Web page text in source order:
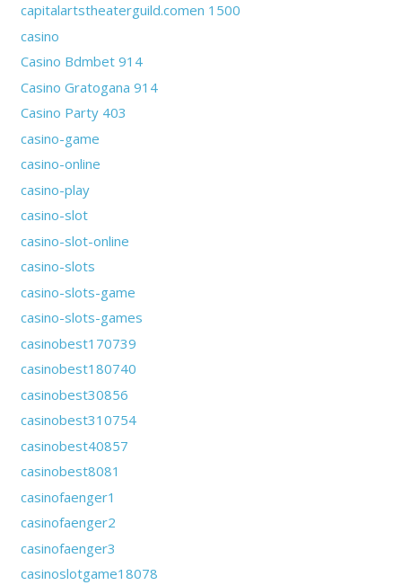
capitalartstheaterguild.comen 1500
casino
Casino Bdmbet 914
Casino Gratogana 914
Casino Party 403
casino-game
casino-online
casino-play
casino-slot
casino-slot-online
casino-slots
casino-slots-game
casino-slots-games
casinobest170739
casinobest180740
casinobest30856
casinobest310754
casinobest40857
casinobest8081
casinofaenger1
casinofaenger2
casinofaenger3
casinoslotgame18078